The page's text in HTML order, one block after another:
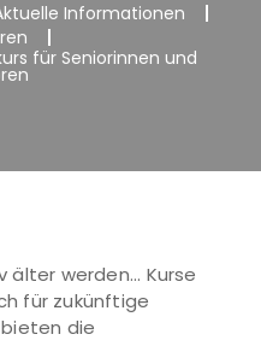
Informationen
für Seniorinnen und
älter werden... Kurse
für zukünftige
bieten die